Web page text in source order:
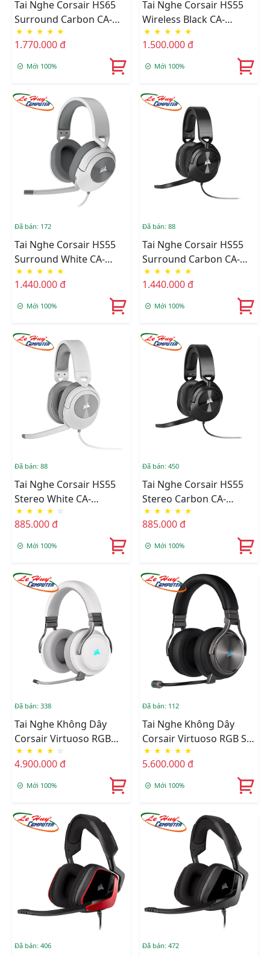
Tai Nghe Corsair HS65
Surround Carbon CA-
9011270-AP
★ ★ ★ ★ ★
1.770.000 đ
Mới 100%
Tai Nghe Corsair HS55
Wireless Black CA-
9011290-AP
★ ★ ★ ★ ★
1.500.000 đ
Mới 100%
Đã bán: 172
Tai Nghe Corsair HS55
Surround White CA-
9011266-AP
★ ★ ★ ★ ★
1.440.000 đ
Mới 100%
Đã bán: 88
Tai Nghe Corsair HS55
Surround Carbon CA-
9011265-AP
★ ★ ★ ★ ★
1.440.000 đ
Mới 100%
Đã bán: 88
Tai Nghe Corsair HS55
Stereo White CA-
9011261-AP
★ ★ ★ ★ ☆
885.000 đ
Mới 100%
Đã bán: 450
Tai Nghe Corsair HS55
Stereo Carbon CA-
9011260-AP
★ ★ ★ ★ ★
885.000 đ
Mới 100%
Đã bán: 338
Tai Nghe Không Dây
Corsair Virtuoso RGB
White (CA-9011186-AP)
★ ★ ★ ★ ☆
4.900.000 đ
Mới 100%
Đã bán: 112
Tai Nghe Không Dây
Corsair Virtuoso RGB SE
Gunmetal (CA-9011180-
AP)
★ ★ ★ ★ ★
5.600.000 đ
Mới 100%
Đã bán: 406 Đã bán: 472